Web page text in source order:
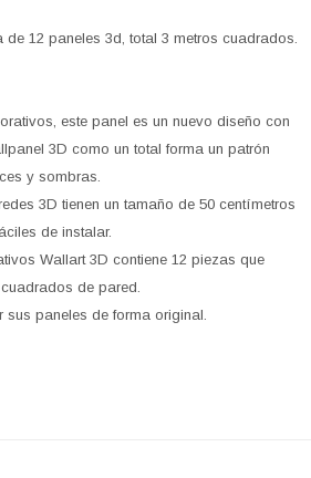
12 paneles 3d, total 3 metros cuadrados.
este panel es un nuevo diseño con
3D como un total forma un patrón
y sombras.
3D tienen un tamaño de 50 centímetros
de instalar.
Wallart 3D contiene 12 piezas que
de pared.
paneles de forma original.